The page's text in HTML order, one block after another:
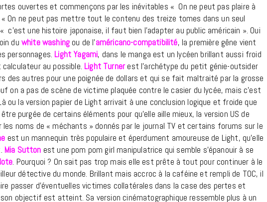
ouvertes et commençons par les inévitables « On ne peut pas plaire à
On ne peut pas mettre tout le contenu des treize tomes dans un seul
c’est une histoire japonaise, il faut bien l’adapter au public américain ». Oui
du white washing ou de l’américano-compatibilité, la première gêne vient
personnages.Light Yagami, dans le manga est un lycéen brillant aussi froid
au possible.Light Turnerest l’archétype du petit génie-outsider
des autres pour une poignée de dollars et qui se fait maltraité par la grosse
on a pas de scène de victime plaquée contre le casier du lycée, mais c’est
ou la version papier de Light arrivait à une conclusion logique et froide que
purgée de certains éléments pour qu’elle aille mieux, la version US de
les noms de « méchants » donnés par le journal TV et certains forums sur le
est un mannequin très populaire et éperdument amoureuse de Light, qu’elle
Mia Sutton est une pom pom girl manipulatrice qui semble s’épanouir à se
. Pourquoi ? On sait pas trop mais elle est prête à tout pour continuer à le
détective du monde. Brillant mais accroc à la caféine et rempli de TOC, il
passer d’éventuelles victimes collatérales dans la case des pertes et
objectif est atteint. Sa version cinématographique ressemble plus à un
Disclosure Day : le retour
de Steven Spielberg
9 JUIN 2026